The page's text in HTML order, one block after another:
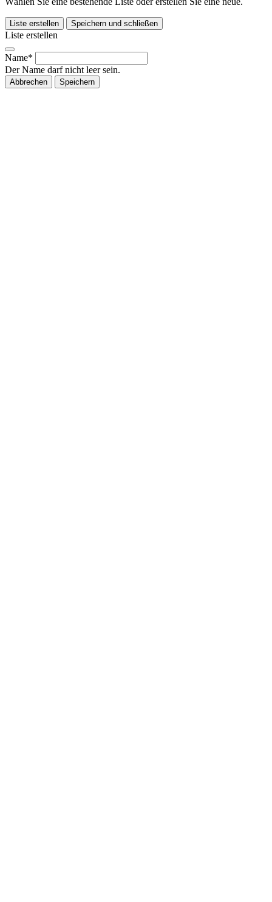
Liste erstellen Speichern und schließen
Liste erstellen
Name*
Der Name darf nicht leer sein.
Abbrechen Speichern